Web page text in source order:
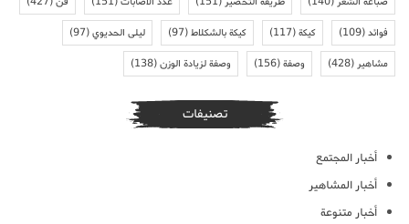
فوائد(109) كيكة(117) كيكة بالشكلاط(97) ليلى الحديوي(97)
مشاهير(428) وصفة(156) وصفة لزيادة الوزن(138)
تصنيفات
أخبار المجتمع
أخبار المشاهير
أخبار متنوعة